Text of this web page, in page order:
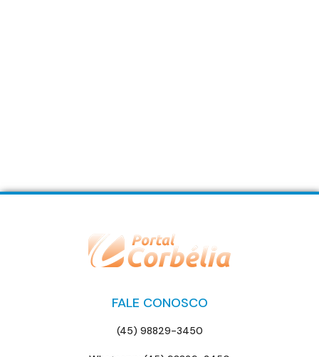
FALE CONOSCO
(45) 98829-3450